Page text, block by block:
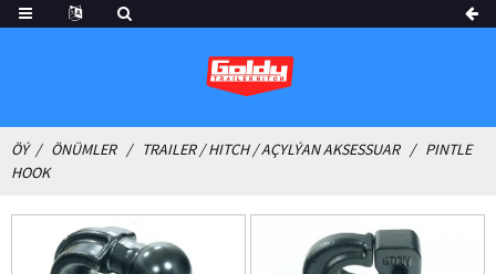
ÖÝ ÖNÜMLER TRAILER / HITCH / AÇYLÝAN AKSESSUAR
PINTLE
HOOK